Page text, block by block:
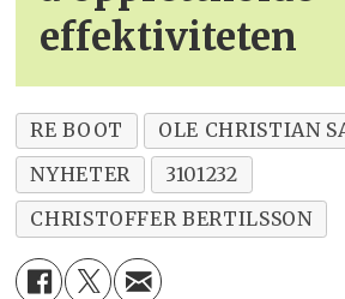
effektiviteten
RE BOOT
OLE CHRISTIAN
NYHETER
3101232
CHRISTOFFER BERTILSSON